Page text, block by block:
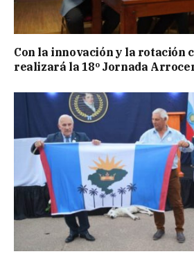
Con la innovación y la rotación
realizará la 18º Jornada